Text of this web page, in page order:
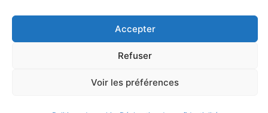
Accepter
Refuser
Voir les préférences